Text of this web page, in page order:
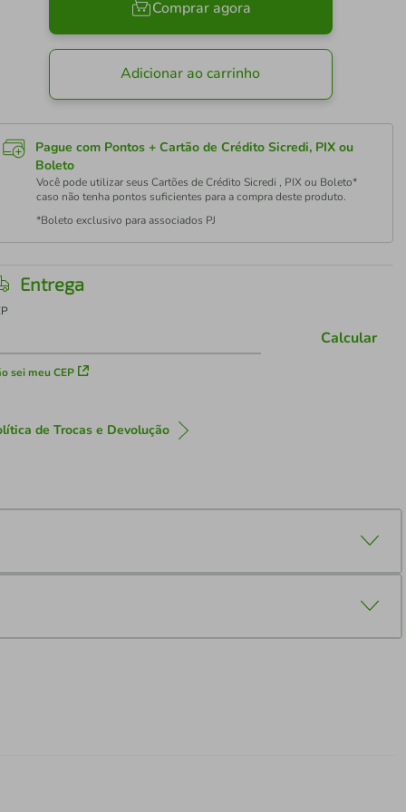
Comprar agora
Adicionar ao carrinho
Pague com Pontos + Cartão de Crédito Sicredi, PIX ou
Boleto
Você pode utilizar seus Cartões de Crédito Sicredi , PIX ou Boleto*
caso não tenha pontos suficientes para a compra deste produto.
*Boleto exclusivo para associados PJ
Entrega
sei meu CEP
Calcular
de Trocas e Devolução